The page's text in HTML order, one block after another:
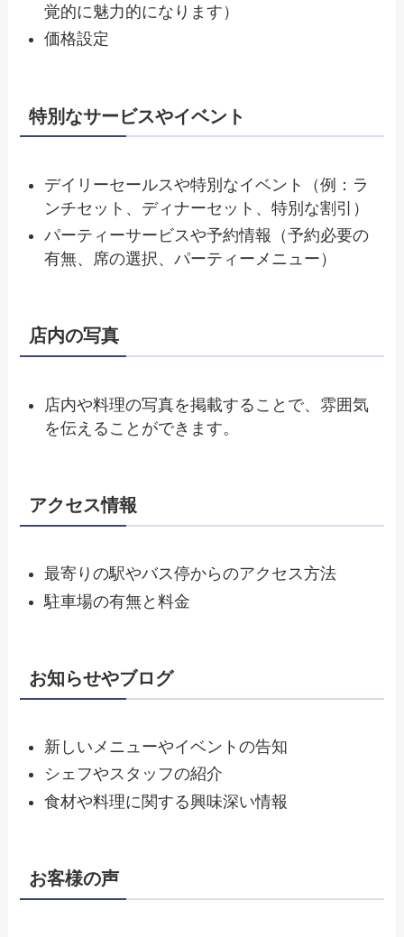
覚的に魅力的になります）
価格設定
特別なサービスやイベント
デイリーセールスや特別なイベント（例：ラ
ンチセット、ディナーセット、特別な割引）
パーティーサービスや予約情報（予約必要の
有無、席の選択、パーティーメニュー）
店内の写真
店内や料理の写真を掲載することで、雰囲気
を伝えることができます。
アクセス情報
最寄りの駅やバス停からのアクセス方法
駐車場の有無と料金
お知らせやブログ
新しいメニューやイベントの告知
シェフやスタッフの紹介
食材や料理に関する興味深い情報
お客様の声